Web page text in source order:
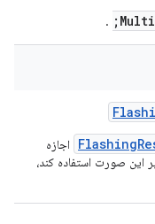
.
اجازه
این صورت استفاده کند،